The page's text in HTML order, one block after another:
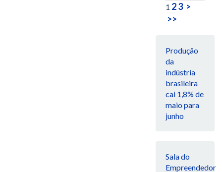
1 23 >
>>
Produção
da
indústria
brasileira
cai 1,8% de
maio para
junho
Sala do
Empreendedor